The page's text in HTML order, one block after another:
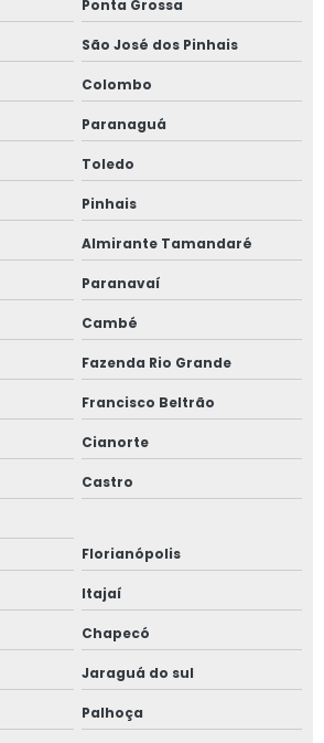
de obra
de inspeção predial
engenharia
imóveis
de obra
consultiva
obra
de obra
predial
obra
de obra
Ponta Grossa
São José dos Pinhais
Colombo
Paranaguá
Toledo
Pinhais
Almirante Tamandaré
Paranavaí
Cambé
Fazenda Rio Grande
Francisco Beltrão
Cianorte
Castro
Florianópolis
Itajaí
Chapecó
Jaraguá do sul
Palhoça